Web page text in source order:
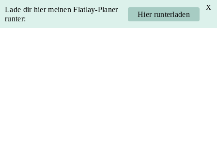
Skip
Skip
Skip
Skip
Lade dir hier meinen Flatlay-Planer
runter:
Hier runterladen
X